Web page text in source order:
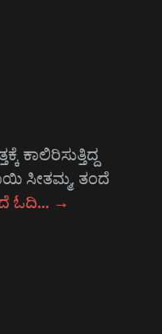
ಕಾಲಿರಿಸುತ್ತಿದ್ದ
ಸೀತಮ್ಮ, ತಂದೆ
ಓದಿ… →